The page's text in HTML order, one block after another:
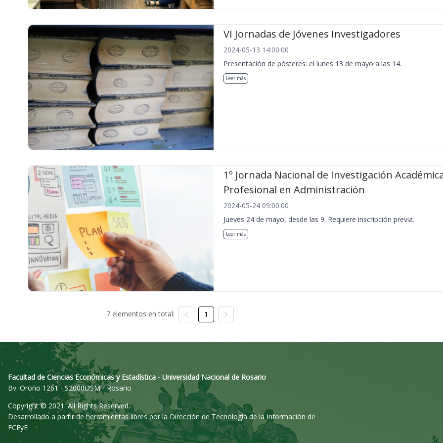
VI Jornadas de Jóvenes Investigadores
2024-05-13 14:00:00
Presentación de pósteres: el lunes 13 de mayo a las 14.
Leer más
1º Jornada Nacional de Investigación
Profesional en Administración
2024-05-24 09:00:00
Jueves 24 de mayo, desde las 9. Requiere inscripción previa.
Leer más
7 elementos en total: 1
Facultad de Ciencias Económicas y Estadística - Universidad Nacional de Rosario
Bv. Oroño 1261 - S2000DSM - Rosario
Copyright © 2021. All Rights Reserved.
Desarrollado a partir de herramientas libres por la Dirección de Tecnología de la Información de
FCEyE